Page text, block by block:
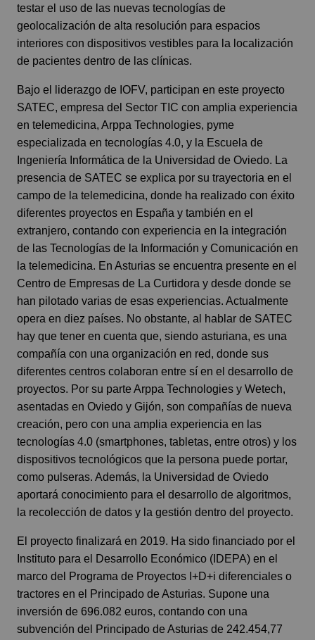
testar el uso de las nuevas tecnologías de
geolocalización de alta resolución para espacios
interiores con dispositivos vestibles para la localización
de pacientes dentro de las clínicas.
Bajo el liderazgo de IOFV, participan en este proyecto
SATEC, empresa del Sector TIC con amplia experiencia
en telemedicina, Arppa Technologies, pyme
especializada en tecnologías 4.0, y la Escuela de
Ingeniería Informática de la Universidad de Oviedo. La
presencia de SATEC se explica por su trayectoria en el
campo de la telemedicina, donde ha realizado con éxito
diferentes proyectos en España y también en el
extranjero, contando con experiencia en la integración
de las Tecnologías de la Información y Comunicación en
la telemedicina. En Asturias se encuentra presente en el
Centro de Empresas de La Curtidora y desde donde se
han pilotado varias de esas experiencias. Actualmente
opera en diez países. No obstante, al hablar de SATEC
hay que tener en cuenta que, siendo asturiana, es una
compañía con una organización en red, donde sus
diferentes centros colaboran entre sí en el desarrollo de
proyectos. Por su parte Arppa Technologies y Wetech,
asentadas en Oviedo y Gijón, son compañías de nueva
creación, pero con una amplia experiencia en las
tecnologías 4.0 (smartphones, tabletas, entre otros) y los
dispositivos tecnológicos que la persona puede portar,
como pulseras. Además, la Universidad de Oviedo
aportará conocimiento para el desarrollo de algoritmos,
la recolección de datos y la gestión dentro del proyecto.
El proyecto finalizará en 2019. Ha sido financiado por el
Instituto para el Desarrollo Económico (IDEPA) en el
marco del Programa de Proyectos I+D+i diferenciales o
tractores en el Principado de Asturias. Supone una
inversión de 696.082 euros, contando con una
subvención del Principado de Asturias de 242.454,77